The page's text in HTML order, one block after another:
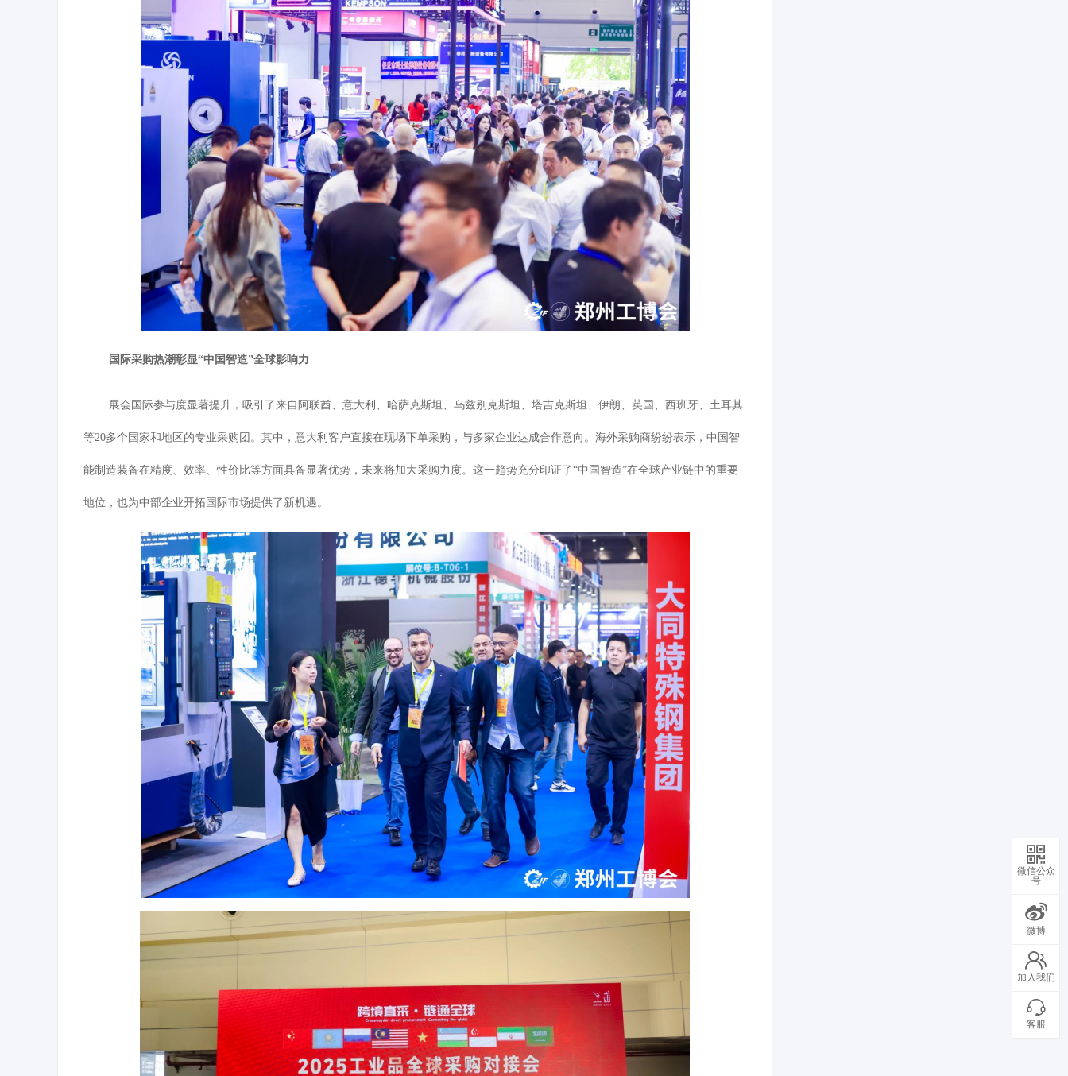
国际采购热潮彰显“中国智造”全球影响力
展会国际参与度显著提升，吸引了来自阿联酋 意大利、 哈萨克斯坦、乌兹别克斯坦、塔吉克斯坦、伊朗、英国、西班牙、土耳其
等20多个国家和地区的专业采购团。其中， 意大利客户直接在现场下单采购 ，与多家企业达成合作意向。海外采购商纷纷表示，中国智
能制造装备在精度、效率、性价比等方面具备显著优势，未来将加大采购力度。这一趋势充分印证了“中国智造”在全球产业链中的重要
地位，也为中部企业开拓国际市场提供了新机遇。
微信公众
号
微博
加入我们
客服